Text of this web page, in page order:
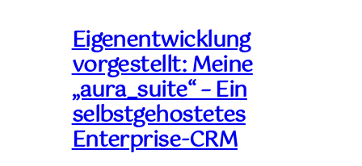
Eigenentwicklung
vorgestellt: Meine
„aura_suite“ – Ein
selbstgehostetes
Enterprise-CRM